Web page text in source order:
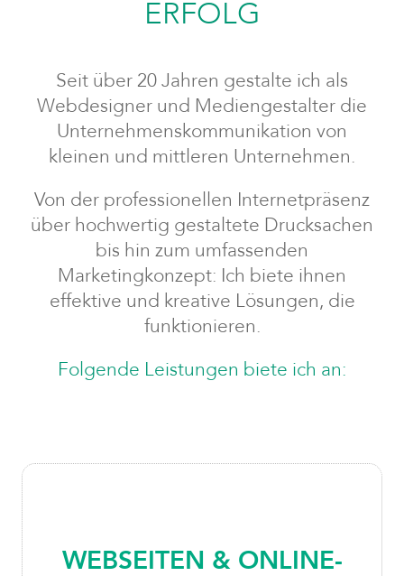
ERFOLG
Seit über 20 Jahren gestalte ich als
Webdesigner und Mediengestalter die
Unternehmenskommunikation von
kleinen und mittleren Unternehmen.
Von der professionellen Internetpräsenz
über hochwertig gestaltete Drucksachen
bis hin zum umfassenden
Marketingkonzept: Ich biete ihnen
effektive und kreative Lösungen, die
funktionieren.
Folgende Leistungen biete ich an:
WEBSEITEN & ONLINE-